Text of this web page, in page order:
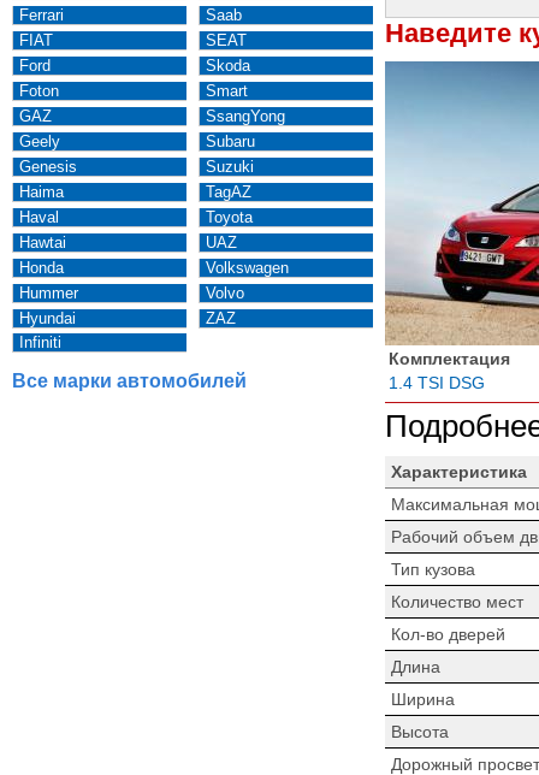
Ferrari
FIAT
Ford
Foton
GAZ
Geely
Genesis
Haima
Haval
Hawtai
Honda
Hummer
Hyundai
Infiniti
Saab
SEAT
Skoda
Smart
SsangYong
Subaru
Suzuki
TagAZ
Toyota
UAZ
Volkswagen
Volvo
ZAZ
Все марки автомобилей
Наведите
Комплектация
1.4 TSI DSG
Характеристика
Максимальная
Рабочий объем
Тип кузова
Количество мест
Кол-во дверей
Длина
Ширина
Высота
Дорожный просвет